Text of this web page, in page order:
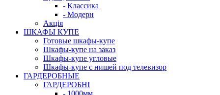
- Класcика
- Модерн
Акція
ШКАФЫ КУПЕ
Готовые шкафы-купе
Шкафы-купе на заказ
Шкафы-купе угловые
Шкафы-купе с нишей под телевизор
ГАРДЕРОБНЫЕ
ГАРДЕРОБНІ
- 1000мм